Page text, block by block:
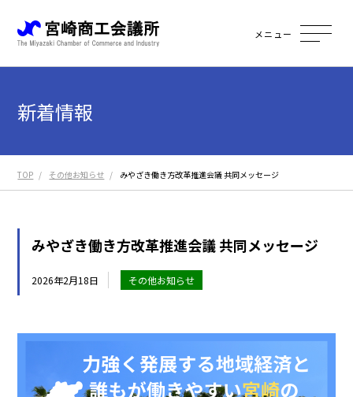
メニュー
新着情報
TOP その他お知らせ みやざき働き方改革推進会議 共同メッセージ
みやざき働き方改革推進会議 共同メッセージ
2026年2月18日 その他お知らせ